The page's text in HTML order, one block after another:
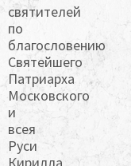
святителей
по
благословению
Святейшего
Патриарха
Московского
и
всея
Руси
Кирилла